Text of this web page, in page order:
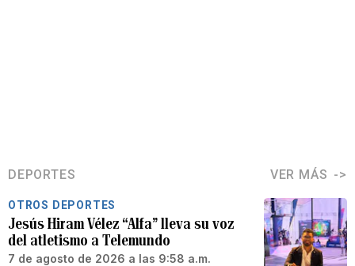
DEPORTES VER MÁS
OTROS DEPORTES
Jesús Hiram Vélez “Alfa” lleva su voz
del atletismo a Telemundo
7 de agosto de 2026 a las 9:58 a.m.